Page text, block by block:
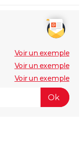
Voir un exemple
Voir un exemple
Voir un exemple